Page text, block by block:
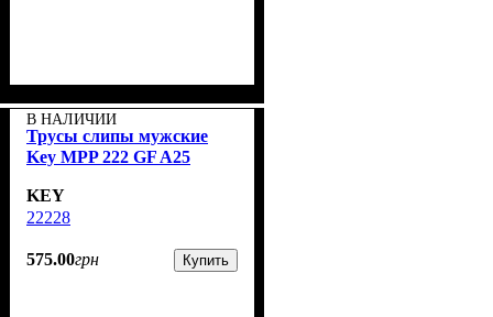
В НАЛИЧИИ
Трусы слипы мужские
Key MPP 222 GF A25
KEY
22228
575.00грн Купить